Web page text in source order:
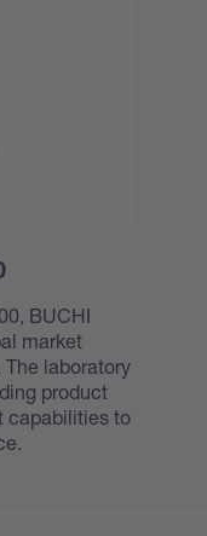
BUCHI
market
The laboratory
product
capabilities to